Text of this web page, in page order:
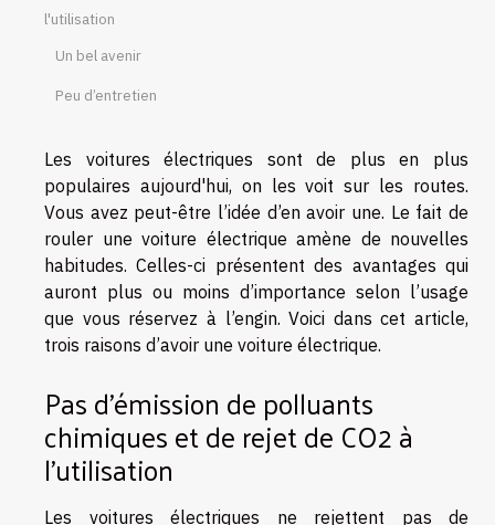
l'utilisation
Un bel avenir
Peu d’entretien
Les voitures électriques sont de plus en plus
populaires aujourd'hui, on les voit sur les routes.
Vous avez peut-être l’idée d’en avoir une. Le fait de
rouler une voiture électrique amène de nouvelles
habitudes. Celles-ci présentent des avantages qui
auront plus ou moins d’importance selon l’usage
que vous réservez à l’engin. Voici dans cet article,
trois raisons d’avoir une voiture électrique.
Pas d'émission de polluants
chimiques et de rejet de CO2 à
l'utilisation
Les voitures électriques ne rejettent pas de